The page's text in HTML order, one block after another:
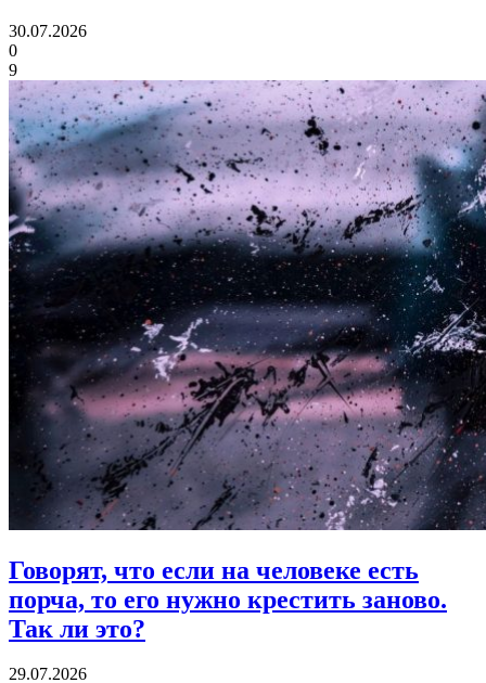
30.07.2026
0
9
Говорят, что если на человеке есть
порча, то его нужно крестить заново.
Так ли это?
29.07.2026